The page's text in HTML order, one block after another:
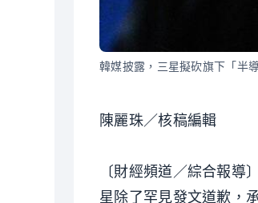
韓媒披露，三星擬砍旗下「半
陳麗珠／核稿編輯
〔財經頻道／綜合報導
星除了罕見發文道歉，